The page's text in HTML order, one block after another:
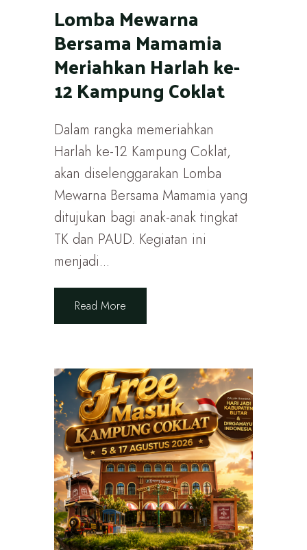
Lomba Mewarna
Bersama Mamamia
Meriahkan Harlah ke-
12 Kampung Coklat
Dalam rangka memeriahkan
Harlah ke-12 Kampung Coklat,
akan diselenggarakan Lomba
Mewarna Bersama Mamamia yang
ditujukan bagi anak-anak tingkat
TK dan PAUD. Kegiatan ini
menjadi...
Read More